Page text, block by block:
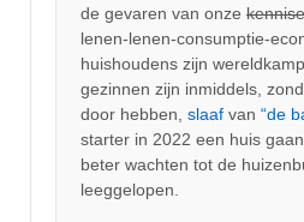
de gevaren van onze
lenen-lenen-consumptie-
huishoudens zijn
gezinnen zijn inmiddels,
door hebben, slaaf van “de
starter in 2022 een huis
beter wachten tot de
leeggelopen.